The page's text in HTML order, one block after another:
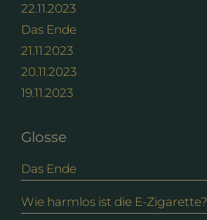
22.11.2023
Das Ende
21.11.2023
20.11.2023
19.11.2023
Glosse
Das Ende
Wie harmlos ist die E-Zigarette?